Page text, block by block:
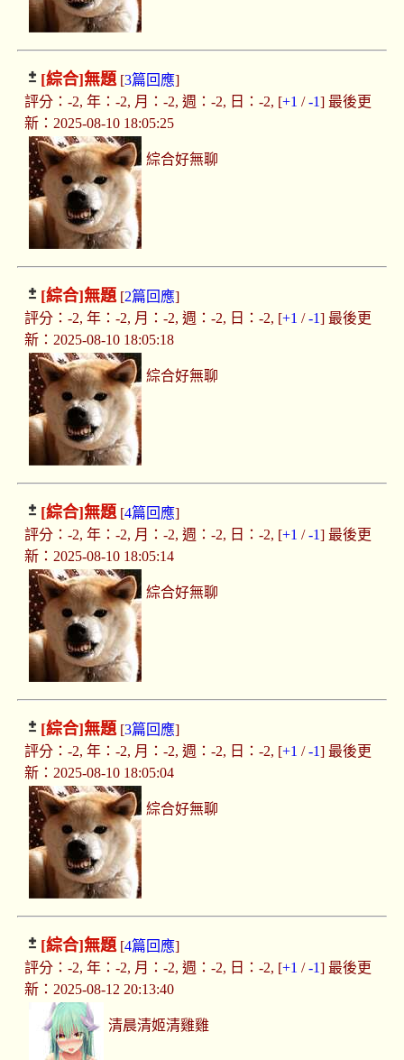
[綜合]無題[3篇回應]
評分：-2, 年：-2, 月：-2, 週：-2, 日：-2, [+1 /-1] 最後更
新：2025-08-10 18:05:25
綜合好無聊
[綜合]無題[2篇回應]
評分：-2, 年：-2, 月：-2, 週：-2, 日：-2, [+1 /-1] 最後更
新：2025-08-10 18:05:18
綜合好無聊
[綜合]無題[4篇回應]
評分：-2, 年：-2, 月：-2, 週：-2, 日：-2, [+1 /-1] 最後更
新：2025-08-10 18:05:14
綜合好無聊
[綜合]無題[3篇回應]
評分：-2, 年：-2, 月：-2, 週：-2, 日：-2, [+1 /-1] 最後更
新：2025-08-10 18:05:04
綜合好無聊
[綜合]無題[4篇回應]
評分：-2, 年：-2, 月：-2, 週：-2, 日：-2, [+1 /-1] 最後更
新：2025-08-12 20:13:40
清晨清姬清雞雞